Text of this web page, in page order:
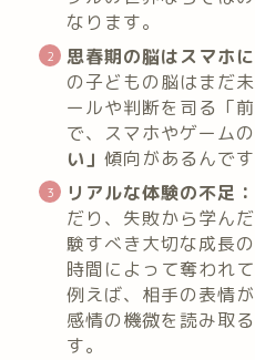
なります。
思春期の脳はスマホ
の子どもの脳はまだ
ールや判断を司る「
で、スマホやゲーム
い」 傾向があるんです
リアルな体験の不足：
だり、失敗から学ん
験すべき大切な成長
時間によって奪われ
例えば、相手の表情
感情の機微を読み取
す。